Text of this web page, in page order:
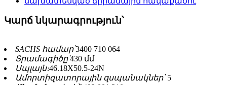
Կարճ նկարագրություն՝
SACHS համար՝3400 710 064
Տրամագիծը՝430 մմ
Սպլայն։46.18X50.5-24N
Ամորտիզատորային զսպանակներ՝5